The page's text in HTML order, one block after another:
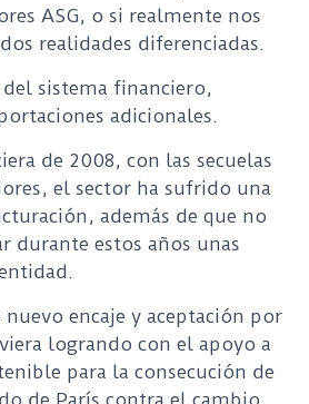
ASG, o si realmente nos
realidades diferenciadas.
sistema financiero,
adicionales.
de 2008, con las secuelas
el sector ha sufrido una
además de que no
durante estos años unas
nuevo encaje y aceptación por
logrando con el apoyo a
para la consecución de
de París contra el cambio